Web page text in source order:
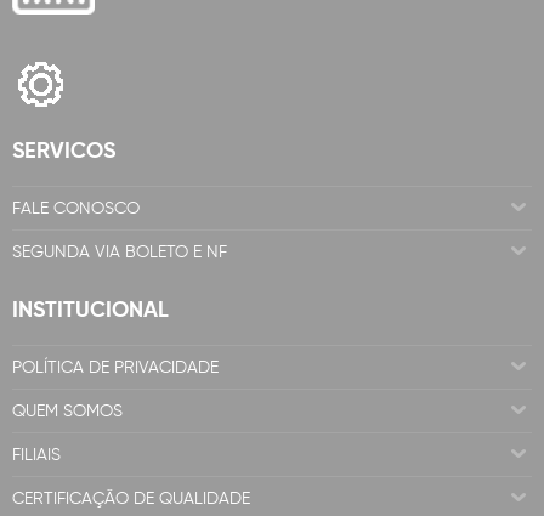
SERVICOS
FALE CONOSCO
SEGUNDA VIA BOLETO E NF
INSTITUCIONAL
POLÍTICA DE PRIVACIDADE
QUEM SOMOS
FILIAIS
CERTIFICAÇÃO DE QUALIDADE